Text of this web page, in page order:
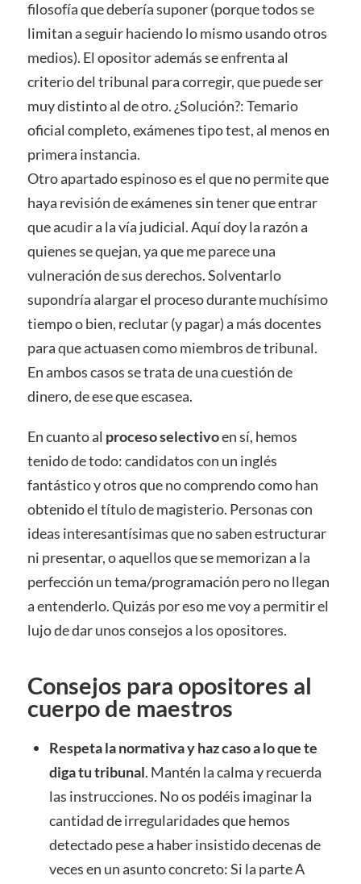
filosofía que debería suponer (porque todos se
limitan a seguir haciendo lo mismo usando otros
medios). El opositor además se enfrenta al
criterio del tribunal para corregir, que puede ser
muy distinto al de otro. ¿Solución?: Temario
oficial completo, exámenes tipo test, al menos en
primera instancia.
Otro apartado espinoso es el que no permite que
haya revisión de exámenes sin tener que entrar
que acudir a la vía judicial. Aquí doy la razón a
quienes se quejan, ya que me parece una
vulneración de sus derechos. Solventarlo
supondría alargar el proceso durante muchísimo
tiempo o bien, reclutar (y pagar) a más docentes
para que actuasen como miembros de tribunal.
En ambos casos se trata de una cuestión de
dinero, de ese que escasea.
En cuanto al proceso selectivoen sí, hemos
tenido de todo: candidatos con un inglés
fantástico y otros que no comprendo como han
obtenido el título de magisterio. Personas con
ideas interesantísimas que no saben estructurar
ni presentar, o aquellos que se memorizan a la
perfección un tema/programación pero no llegan
a entenderlo. Quizás por eso me voy a permitir el
lujo de dar unos consejos a los opositores.
Consejos para opositores al
cuerpo de maestros
Respeta la normativa y haz caso a lo que te
diga tu tribunal. Mantén la calma y recuerda
las instrucciones. No os podéis imaginar la
cantidad de irregularidades que hemos
detectado pese a haber insistido decenas de
veces en un asunto concreto: Si la parte A